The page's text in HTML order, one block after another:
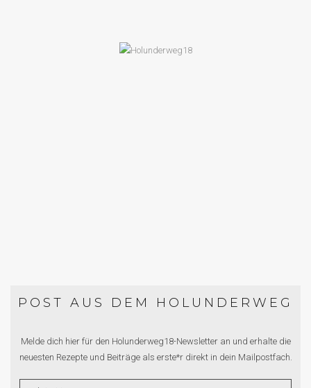
POST AUS DEM HOLUNDERWEG
Melde dich hier für den Holunderweg18-Newsletter an und erhalte die
neuesten Rezepte und Beiträge als erste*r direkt in dein Mailpostfach.